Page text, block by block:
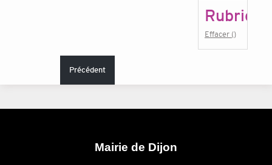
Rubrique
Effacer ()
Précédent
Mairie de Dijon